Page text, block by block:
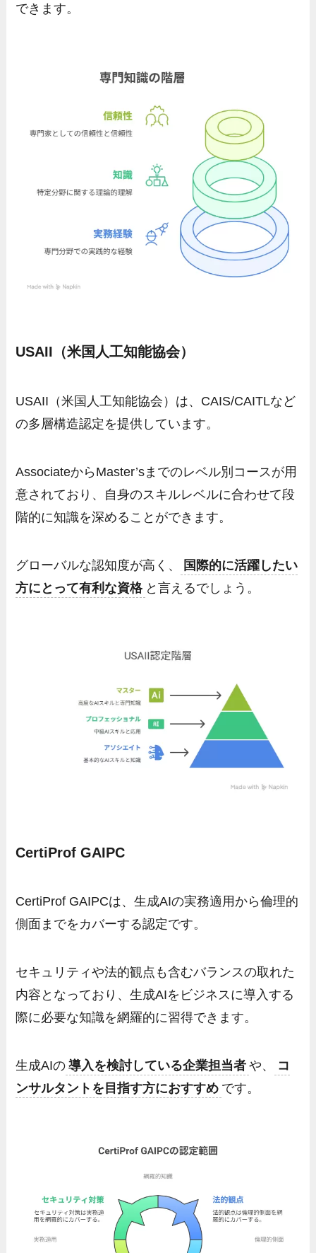
できます。
USAII（米国人工知能協会）
USAII（米国人工知能協会）は、CAIS/CAITLなど
の多層構造認定を提供しています。
AssociateからMaster’sまでのレベル別コースが用
意されており、自身のスキルレベルに合わせて段
階的に知識を深めることができます。
グローバルな認知度が高く、
国際的に活躍したい
方にとって有利な資格 と言えるでしょう。
CertiProf GAIPC
CertiProf GAIPCは、生成AIの実務適用から倫理的
側面までをカバーする認定です。
セキュリティや法的観点も含むバランスの取れた
内容となっており、生成AIをビジネスに導入する
際に必要な知識を網羅的に習得できます。
生成AIの 導入を検討している企業担当者 や、
コ
ンサルタントを目指す方におすすめ です。